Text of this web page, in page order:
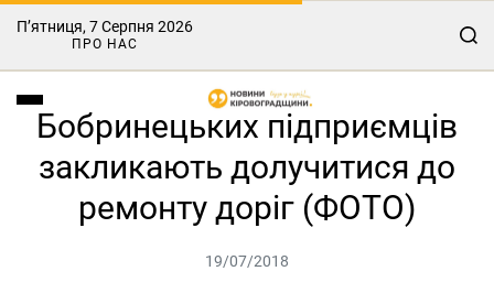
П’ятниця, 7 Серпня 2026
ПРО НАС
Бобринецьких підприємців
закликають долучитися до
ремонту доріг (ФОТО)
19/07/2018